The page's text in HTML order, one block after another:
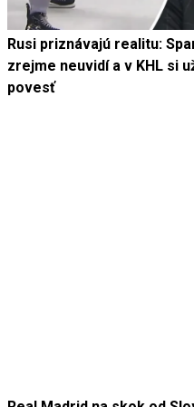
Rusi priznávajú realitu:
zrejme neuvidí a v KHL si
povesť